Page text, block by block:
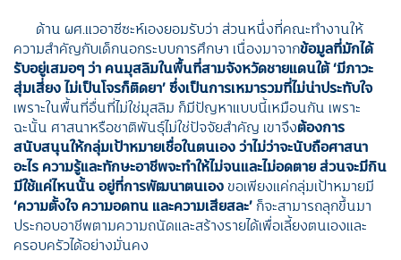
ด้าน ผศ.แวอาซีซะห์เองยอมรับว่า ส่วนหนึ่งที่คณะทำงานให้
ความสำคัญกับเด็กนอกระบบการศึกษา เนื่องมาจากข้อมูลที่มักได้
รับอยู่เสมอๆ ว่า คนมุสลิมในพื้นที่สามจังหวัดชายแดนใต้ ‘มีภาวะ
สุ่มเสี่ยง ไม่เป็นโจรก็ติดยา’ ซึ่งเป็นการเหมารวมที่ไม่น่าประทับใจ
เพราะในพื้นที่อื่นที่ไม่ใช่มุสลิม ก็มีปัญหาแบบนี้เหมือนกัน เพราะ
ฉะนั้น ศาสนาหรือชาติพันธุ์ไม่ใช่ปัจจัยสำคัญ เขาจึงต้องการ
สนับสนุนให้กลุ่มเป้าหมายเชื่อในตนเอง ว่าไม่ว่าจะนับถือศาสนา
อะไร ความรู้และทักษะอาชีพจะทำให้ไม่จนและไม่อดตาย ส่วนจะมีกิน
มีใช้แค่ไหนนั้น อยู่ที่การพัฒนาตนเอง ขอเพียงแค่กลุ่มเป้าหมายมี
‘ความตั้งใจ ความอดทน และความเสียสละ’ ก็จะสามารถลุกขึ้นมา
ประกอบอาชีพตามความถนัดและสร้างรายได้เพื่อเลี้ยงตนเองและ
ครอบครัวได้อย่างมั่นคง